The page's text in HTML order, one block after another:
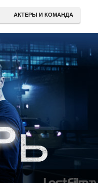
АКТЕРЫ И КОМАНДА